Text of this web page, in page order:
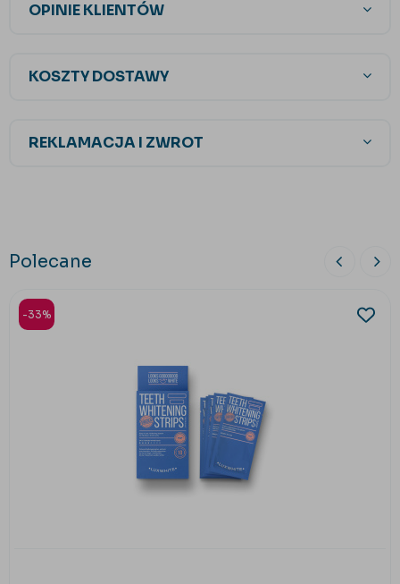
OPINIE KLIENTÓW
KOSZTY DOSTAWY
REKLAMACJA I ZWROT
Polecane
-33%